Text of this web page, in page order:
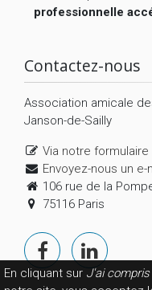
En cliquant sur J'ai compris
professionnelle
Contactez-nous
Association amicale
Janson-de-Sailly
Via notre formulaire
Envoyez-nous un e-
106 rue de la
75116 Paris